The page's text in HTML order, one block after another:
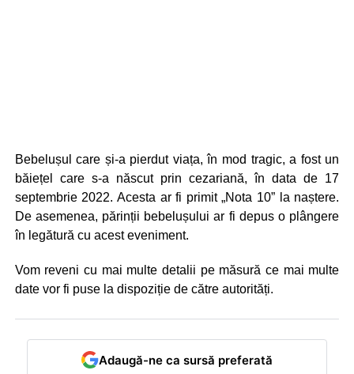
Bebelușul care și-a pierdut viața, în mod tragic, a fost un
băiețel care s-a născut prin cezariană, în data de 17
septembrie 2022. Acesta ar fi primit „Nota 10” la naștere.
De asemenea, părinții bebelușului ar fi depus o plângere
în legătură cu acest eveniment.
Vom reveni cu mai multe detalii pe măsură ce mai multe
date vor fi puse la dispoziție de către autorități.
Adaugă-ne ca sursă preferată